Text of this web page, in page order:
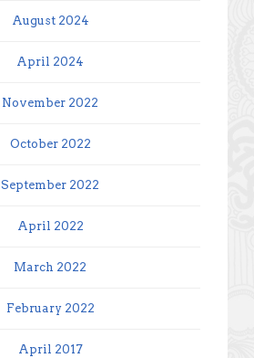
August 2024
April 2024
November 2022
October 2022
September 2022
April 2022
March 2022
February 2022
April 2017